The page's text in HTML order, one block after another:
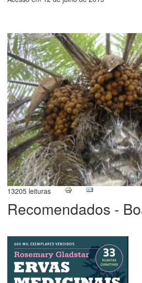
13205 leituras
Recomendados -